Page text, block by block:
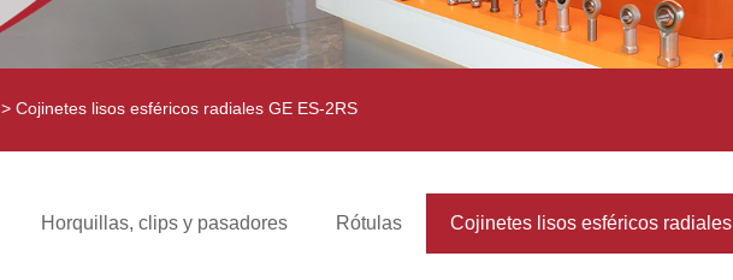
> Cojinetes lisos esféricos radiales GE ES-2RS
Horquillas, clips y pasadores Rótulas Cojinetes lisos esféricos radiales